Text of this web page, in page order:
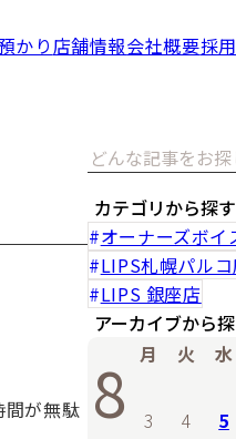
かり 店舗情報会社概要採
間が無駄
カテゴリから探す
オーナーズボイ
LIPS札幌パル
LIPS 銀座店
アーカイブから
8 月 火 水
3
4 5